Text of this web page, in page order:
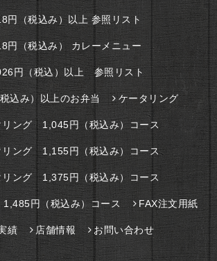
円（税込み）以上 参照リスト
円（税込み） カレーメニュー
円（税込）以上 参照リスト
込み）以上のお弁当 ケータリング
リング 1,045円（税込み）コース
リング 1,155円（税込み）コース
リング 1,375円（税込み）コース
円（税込み）コース FAX注文用紙
績 店舗情報 お問い合わせ